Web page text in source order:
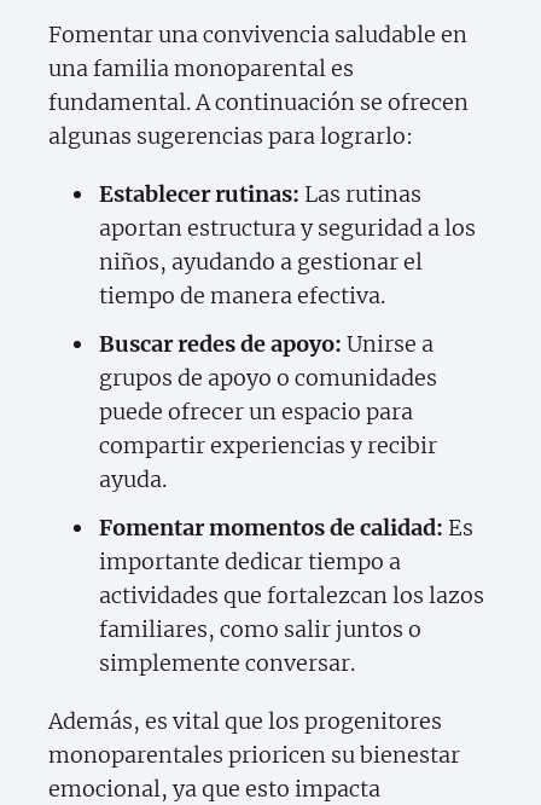
Fomentar una convivencia saludable en
una familia monoparental es
fundamental. A continuación se ofrecen
algunas sugerencias para lograrlo:
Establecer rutinas: Las rutinas
aportan estructura y seguridad a los
niños, ayudando a gestionar el
tiempo de manera efectiva.
Buscar redes de apoyo: Unirse a
grupos de apoyo o comunidades
puede ofrecer un espacio para
compartir experiencias y recibir
ayuda.
Fomentar momentos de calidad: Es
importante dedicar tiempo a
actividades que fortalezcan los lazos
familiares, como salir juntos o
simplemente conversar.
Además, es vital que los progenitores
monoparentales prioricen su bienestar
emocional, ya que esto impacta